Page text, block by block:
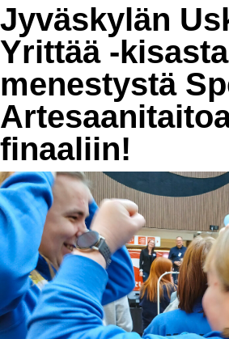
Jyväskylän
Yrittää -kisasta
menestystä
finaaliin!